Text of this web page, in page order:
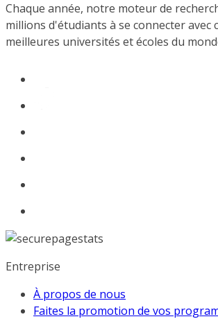
Chaque année, notre moteur de
millions d'étudiants à se connecter avec
meilleures universités et écoles du
Entreprise
À propos de nous
Faites la promotion de vos